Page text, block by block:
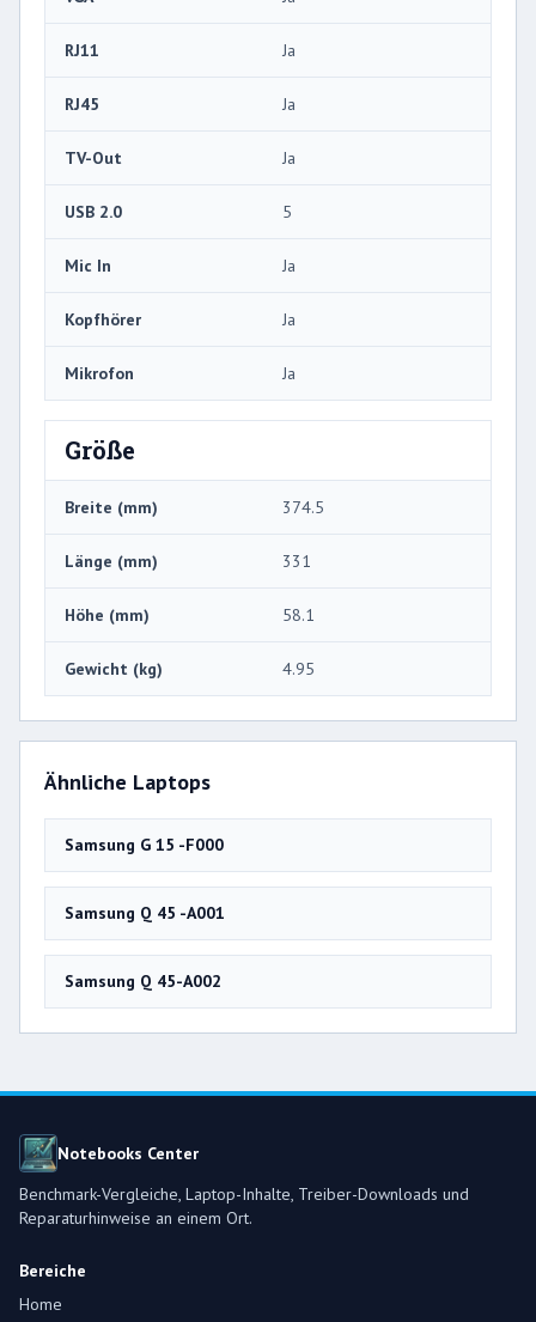
RJ11 Ja
RJ45 Ja
TV-Out Ja
USB 2.0 5
Mic In Ja
Kopfhörer Ja
Mikrofon Ja
Größe
Breite (mm) 374.5
Länge (mm) 331
Höhe (mm) 58.1
Gewicht (kg) 4.95
Ähnliche Laptops
Samsung G 15 -F000
Samsung Q 45 -A001
Samsung Q 45-A002
Notebooks Center
Benchmark-Vergleiche, Laptop-Inhalte, Treiber-Downloads und
Reparaturhinweise an einem Ort.
Bereiche
Home